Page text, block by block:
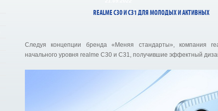
REALME C30 И С31 ДЛЯ МОЛОДЫХ И АКТИВНЫХ
Следуя концепции бренда «Меняя стандарты», компания
начального уровня realme C30 и C31, получившие эффектный